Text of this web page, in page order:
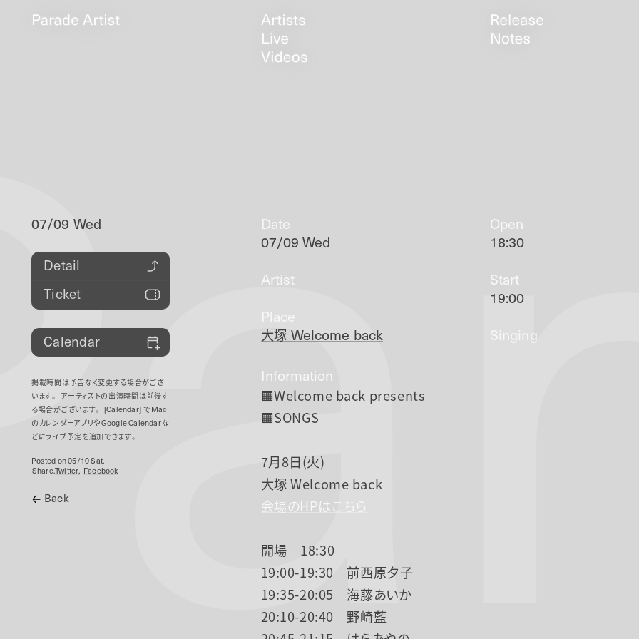
07/09 Wed
Detail
Ticket
Calendar
掲載時間は予告なく変更する場合がござ
います。 アーティストの出演時間は前後す
る場合がございます。 [Calendar] で Mac
のカレンダーアプリやGoogle Calendarな
どにライブ予定を追加できます。
Posted on 05/10 Sat.
Share.Twitter Facebook
Back
Date
07/09 Wed
Artist
Place
大塚 Welcome back
Open
18:30
Start
19:00
Singing
Information
🟧Welcome back presents
🟧SONGS
7月8日(火)
大塚 Welcome back
会場のHPはこちら
開場 18:30
19:00-19:30 前西原夕子
19:35-20:05 海藤あいか
20:10-20:40 野崎藍